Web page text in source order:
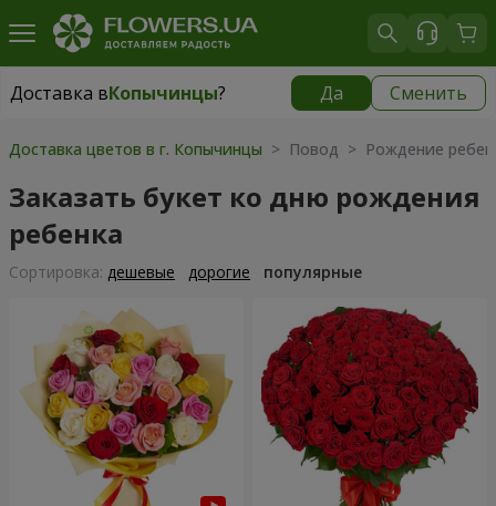
Доставка вКопычинцы? Да Сменить
Доставка вКопычинцы|
Доставка цветов в г. Копычинцы > Повод > Рождение
Заказать букет ко дню рождения
ребенка
Cортировка: дешевые дорогие популярные